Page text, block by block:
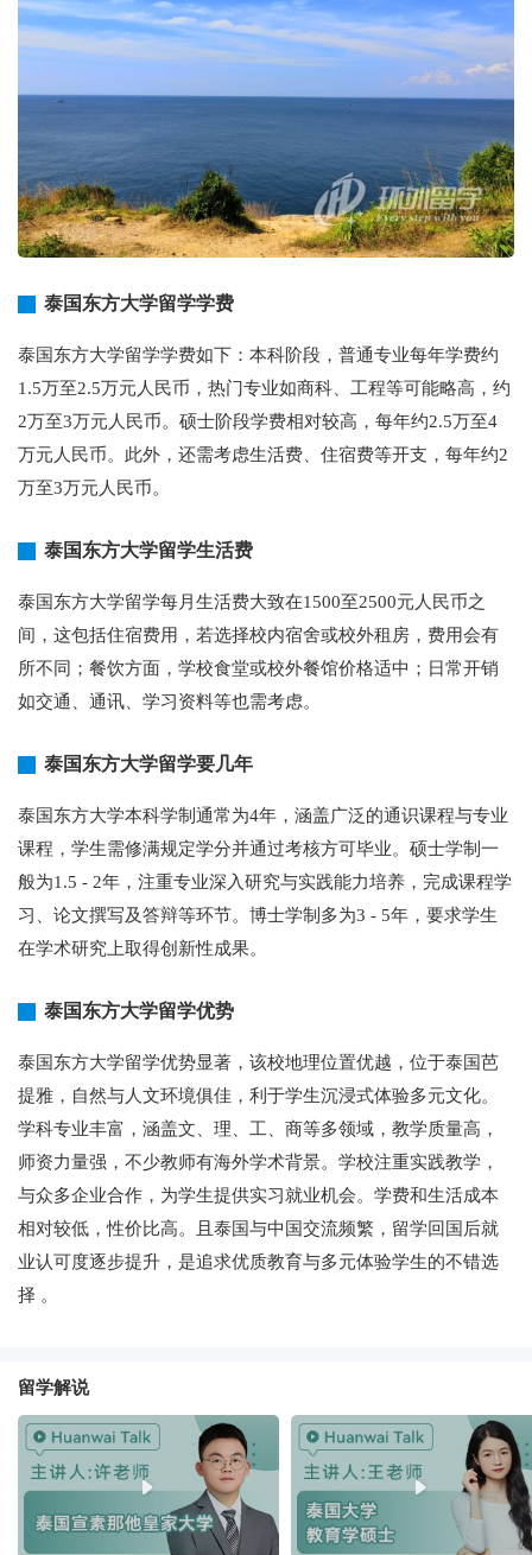
泰国东方大学留学学费
泰国东方大学留学学费如下：本科阶段，普通专业每年学费约
1.5万至2.5万元人民币，热门专业如商科、工程等可能略高，约
2万至3万元人民币。硕士阶段学费相对较高，每年约2.5万至4
万元人民币。此外，还需考虑生活费、住宿费等开支，每年约2
万至3万元人民币。
泰国东方大学留学生活费
泰国东方大学留学每月生活费大致在1500至2500元人民币之
间，这包括住宿费用，若选择校内宿舍或校外租房，费用会有
所不同；餐饮方面，学校食堂或校外餐馆价格适中；日常开销
如交通、通讯、学习资料等也需考虑。
泰国东方大学留学要几年
泰国东方大学本科学制通常为4年，涵盖广泛的通识课程与专业
课程，学生需修满规定学分并通过考核方可毕业。硕士学制一
般为1.5 - 2年，注重专业深入研究与实践能力培养，完成课程学
习、论文撰写及答辩等环节。博士学制多为3 - 5年，要求学生
在学术研究上取得创新性成果。
泰国东方大学留学优势
泰国东方大学留学优势显著，该校地理位置优越，位于泰国芭
提雅，自然与人文环境俱佳，利于学生沉浸式体验多元文化。
学科专业丰富，涵盖文、理、工、商等多领域，教学质量高，
师资力量强，不少教师有海外学术背景。学校注重实践教学，
与众多企业合作，为学生提供实习就业机会。学费和生活成本
相对较低，性价比高。且泰国与中国交流频繁，留学回国后就
业认可度逐步提升，是追求优质教育与多元体验学生的不错选
择 。
留学解说